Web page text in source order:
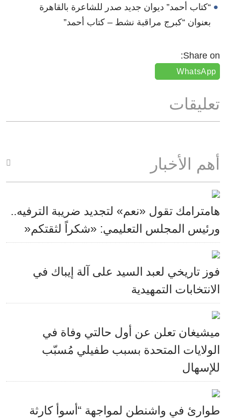
“كتاب أحمد” ديوان جديد صدر للشاعرة بالقاهرة
بعنوان “كبرج مراقبة نشط – كتاب أحمد”
Share on:
WhatsApp
تعليقات
أهم الأخبار
هامترامك تقول «نعم» لتجديد ضريبة الترفيه..
ورئيس المجلس التعليمي: «شكراً لثقتكم«
فوز تاريخي لعبد السيد على آلة إيباك في
الانتخابات التمهيدية
ميشيغان تعلن عن أول حالتي وفاة في
الولايات المتحدة بسبب طفيلي مُسبّب
للإسهال
طوارئ في واشنطن لمواجهة “أسوأ كارثة